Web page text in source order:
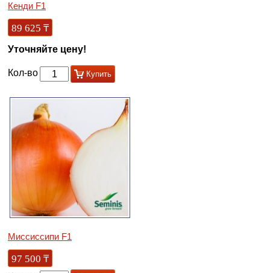
Кенди F1
89 625 ₸
Уточняйте цену!
Кол-во Купить
Миссиссипи F1
97 500 ₸